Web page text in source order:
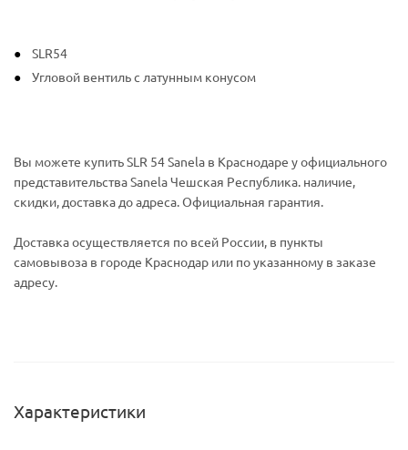
SLR54
Угловой вентиль с латунным конусом
Вы можете купить SLR 54 Sanela в Краснодаре у официального
представительства Sanela Чешская Республика. наличие,
скидки, доставка до адреса. Официальная гарантия.
Доставка осуществляется по всей России, в пункты
самовывоза в городе Краснодар или по указанному в заказе
адресу.
Характеристики